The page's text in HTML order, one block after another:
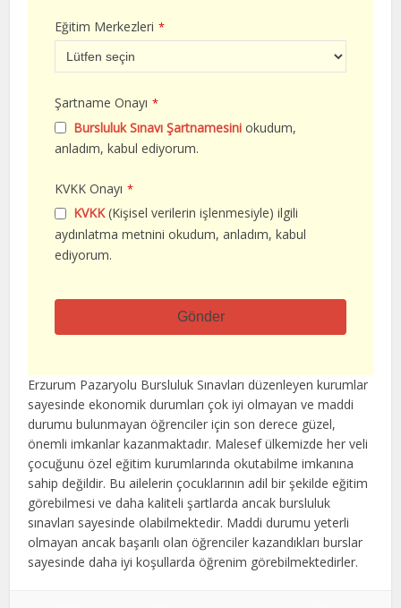
Eğitim Merkezleri *
Şartname Onayı *
Bursluluk Sınavı Şartnamesini okudum,
anladım, kabul ediyorum.
KVKK Onayı *
KVKK(Kişisel verilerin işlenmesiyle) ilgili
aydınlatma metnini okudum, anladım, kabul
ediyorum.
Gönder
alan
boş
bırakılmalıdır
Erzurum Pazaryolu Bursluluk Sınavları düzenleyen kurumlar
sayesinde ekonomik durumları çok iyi olmayan ve maddi
durumu bulunmayan öğrenciler için son derece güzel,
önemli imkanlar kazanmaktadır. Malesef ülkemizde her veli
çocuğunu özel eğitim kurumlarında okutabilme imkanına
sahip değildir. Bu ailelerin çocuklarının adil bir şekilde eğitim
görebilmesi ve daha kaliteli şartlarda ancak bursluluk
sınavları sayesinde olabilmektedir. Maddi durumu yeterli
olmayan ancak başarılı olan öğrenciler kazandıkları burslar
sayesinde daha iyi koşullarda öğrenim görebilmektedirler.